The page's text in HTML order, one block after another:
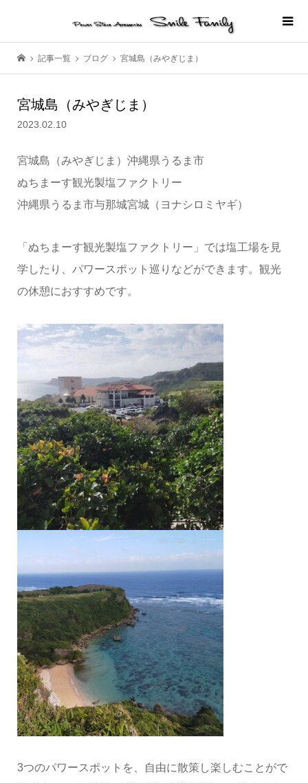
記事一覧 ブログ 宮城島（みやぎじま）
宮城島（みやぎじま）
2023.02.10
宮城島（みやぎじま）沖縄県うるま市
ぬちまーす観光製塩ファクトリー
沖縄県うるま市与那城宮城（ヨナシロミヤギ）
「ぬちまーす観光製塩ファクトリー」では塩工場を見
学したり、パワースポット巡りなどができます。観光
の休憩におすすめです。
3つのパワースポットを、自由に散策し楽しむことがで